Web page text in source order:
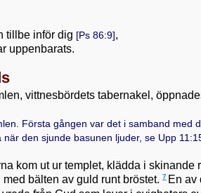
tillbe inför dig [Ps 86:9] ,
uppenbarats.
vittnesbördets tabernakel,
Första gången var det i samband med
den sjunde basunen ljuder, se Upp
kom ut ur templet, klädda i skinande
med bälten av guld runt bröstet. 7 En av